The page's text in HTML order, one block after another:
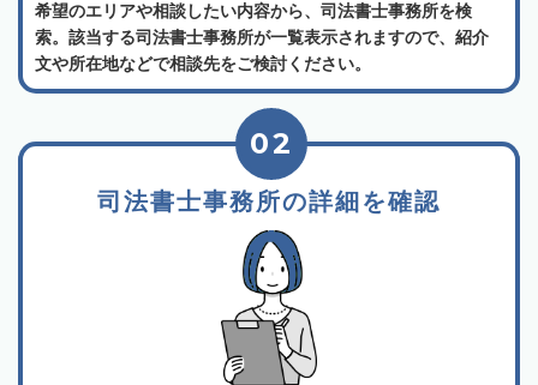
希望のエリアや相談したい内容から、司法書士事務所を検
索。該当する司法書士事務所が一覧表示されますので、紹介
文や所在地などで相談先をご検討ください。
司法書士事務所の詳細を確認
02